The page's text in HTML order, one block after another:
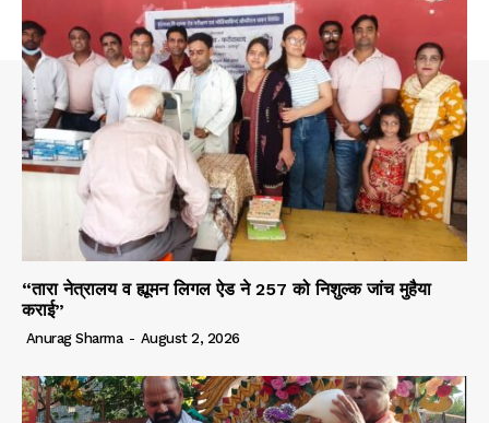
“तारा नेत्रालय व ह्यूमन लिगल ऐड ने 257 को निशुल्क जांच मुहैया
कराई”
Anurag Sharma - August 2, 2026